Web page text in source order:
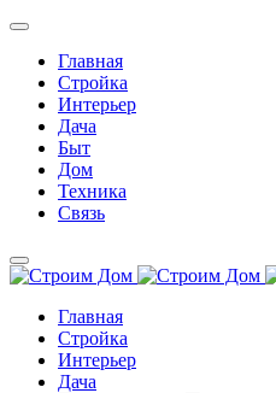
Главная
Стройка
Интерьер
Дача
Быт
Дом
Техника
Связь
Главная
Стройка
Интерьер
Дача